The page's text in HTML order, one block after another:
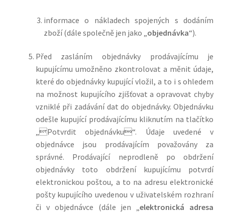
informace o nákladech spojených s dodáním
zboží (dále společně jen jako „ objednávka“).
Před zasláním objednávky prodávajícímu je
kupujícímu umožněno zkontrolovat a měnit údaje,
které do objednávky kupující vložil, a to i s ohledem
na možnost kupujícího zjišťovat a opravovat chyby
vzniklé při zadávání dat do objednávky.Objednávku
odešle kupující prodávajícímu kliknutím na tlačítko
„Potvrdit objednávku“. Údaje uvedené v
objednávce jsou prodávajícím považovány za
správné. Prodávající neprodleně po obdržení
objednávky toto obdržení kupujícímu potvrdí
elektronickou poštou, a to na adresu elektronické
pošty kupujícího uvedenou v uživatelském rozhraní
či v objednávce (dále jen „elektronická adresa